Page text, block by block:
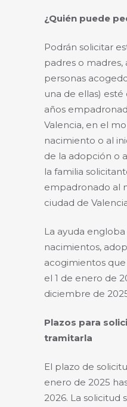
¿Quién puede
Podrán solicitar
padres o
personas
una de ellas)
años
Valencia, en el
nacimiento o al
de la adopción o
la familia
empadronado al
ciudad de
La ayuda
nacimientos,
acogimientos
el 1 de enero de
diciembre de
Plazos para
tramitarla
El plazo de
enero de 2025
2026. La solicitud